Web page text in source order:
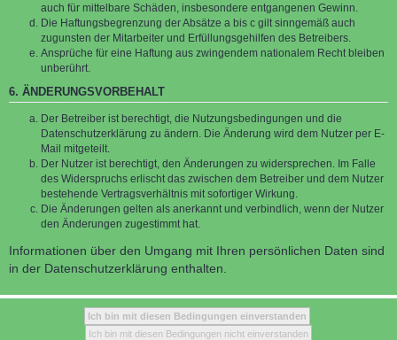
auch für mittelbare Schäden, insbesondere entgangenen Gewinn.
Die Haftungsbegrenzung der Absätze a bis c gilt sinngemäß auch
zugunsten der Mitarbeiter und Erfüllungsgehilfen des Betreibers.
Ansprüche für eine Haftung aus zwingendem nationalem Recht bleiben
unberührt.
6. ÄNDERUNGSVORBEHALT
Der Betreiber ist berechtigt, die Nutzungsbedingungen und die
Datenschutzerklärung zu ändern. Die Änderung wird dem Nutzer per E-
Mail mitgeteilt.
Der Nutzer ist berechtigt, den Änderungen zu widersprechen. Im Falle
des Widerspruchs erlischt das zwischen dem Betreiber und dem Nutzer
bestehende Vertragsverhältnis mit sofortiger Wirkung.
Die Änderungen gelten als anerkannt und verbindlich, wenn der Nutzer
den Änderungen zugestimmt hat.
Informationen über den Umgang mit Ihren persönlichen Daten sind
in der Datenschutzerklärung enthalten.